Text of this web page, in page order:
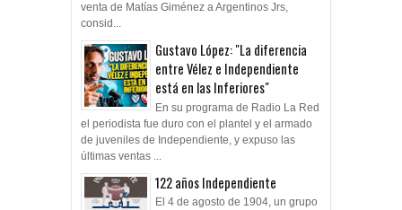
venta de Matías Giménez a Argentinos Jrs,
consid...
Gustavo López: "La diferencia
entre Vélez e Independiente
está en las Inferiores"
En su programa de Radio La Red
el periodista fue duro con el plantel y el armado
de juveniles de Independiente, y expuso las
últimas ventas ...
122 años Independiente
El 4 de agosto de 1904, un grupo